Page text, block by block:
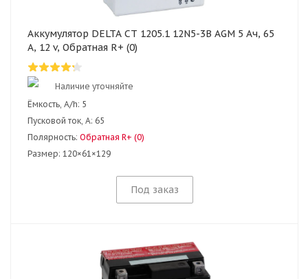
Аккумулятор DELTA CT 1205.1 12N5-3B AGM 5 Ач, 65
А, 12 v, Обратная R+ (0)
Наличие уточняйте
Ёмкость, A/h: 5
Пусковой ток, А: 65
Полярность: Обратная R+ (0)
Размер: 120×61×129
Под заказ